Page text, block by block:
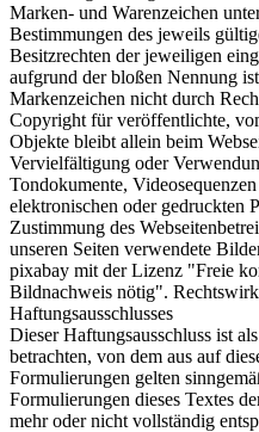
Marken- und Warenzeichen
Bestimmungen des jeweils
Besitzrechten der jeweiligen
aufgrund der bloßen Nennung
Markenzeichen nicht durch
Copyright für veröffentlichte,
Objekte bleibt allein beim
Vervielfältigung oder
Tondokumente,
elektronischen oder gedruckten
Zustimmung des
unseren Seiten verwendete
pixabay mit der Lizenz "Freie
Bildnachweis nötig".
Haftungsausschlusses
Dieser Haftungsausschluss ist
betrachten, von dem aus auf
Formulierungen gelten
Formulierungen dieses Textes
mehr oder nicht vollständig